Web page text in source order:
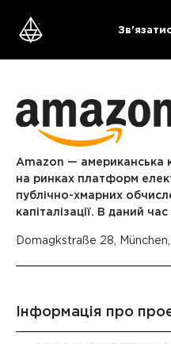
content
Amazon — американська
на ринках платформ
публічно-хмарних
капіталізації. В даний
Domagkstraße 28,
Інформація про